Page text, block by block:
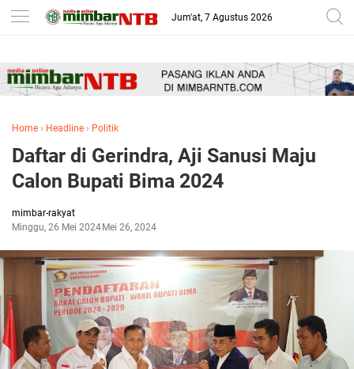
-->
Jum'at, 7 Agustus 2026
Home › Headline › Politik
Daftar di Gerindra, Aji Sanusi Maju
Calon Bupati Bima 2024
mimbar-rakyat
Minggu, 26 Mei 2024Mei 26, 2024